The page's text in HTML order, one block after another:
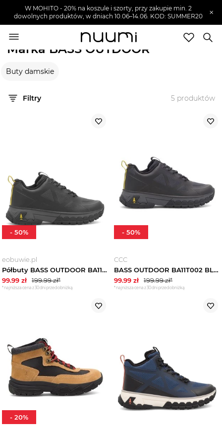
W MOHITO - 20% na koszule i szorty, przy zakupie min. 2
dowolnych produktów, w dniach 10.06–14.06. KOD: SUMMER20
×
Marka BASS OUTDOOR
Buty damskie
Filtry 5 produktów
eobuwie.pl
Półbuty BASS OUTDOOR BA11T002 Czarny
99.99 zł 199.99zł*
*najniższa cena z 30 dni przed obniżką
- 50%
CCC
BASS OUTDOOR BA11T002 BLACK - BLK CZARNY
99.99 zł 199.99zł*
*najniższa cena z 30 dni przed obniżką
- 50%
- 20%